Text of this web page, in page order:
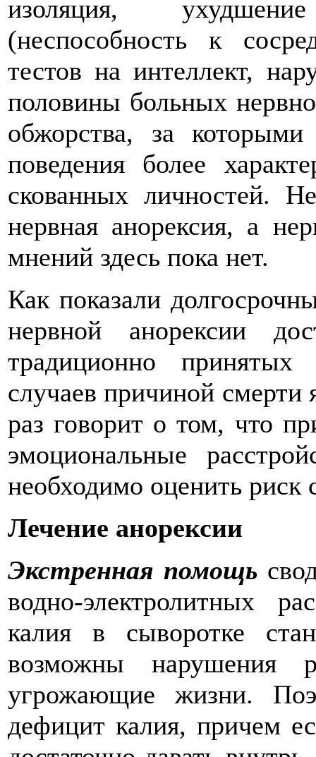
изоляция,
(неспособность к
тестов на интеллект,
половины больных
обжорства, за которыми
поведения более
скованных личностей.
нервная анорексия, а
мнений здесь пока нет.
Как показали
нервной анорексии
традиционно
случаев причиной смерти
раз говорит о том, что
эмоциональные
необходимо оценить риск
Лечение анорексии
Экстренная помощь
водно-электролитных
калия в сыворотке
возможны нарушения
угрожающие жизни.
дефицит калия, причем